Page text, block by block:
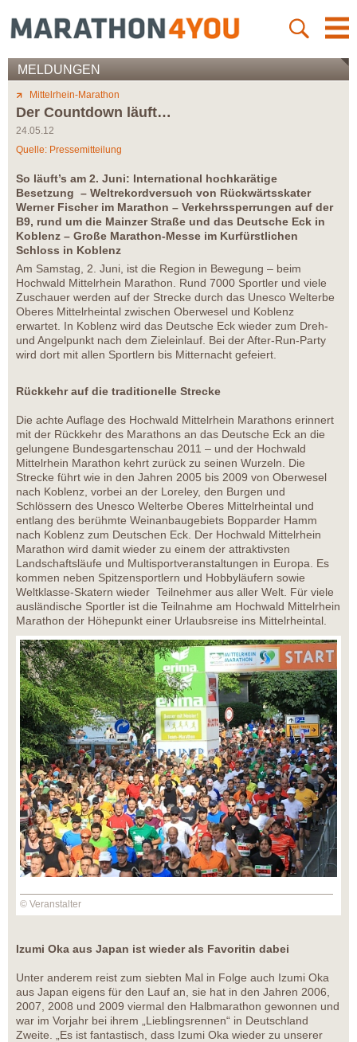
MELDUNGEN
Mittelrhein-Marathon
Der Countdown läuft…
24.05.12
Quelle: Pressemitteilung
So läuft’s am 2. Juni: International hochkarätige
Besetzung – Weltrekordversuch von Rückwärtsskater
Werner Fischer im Marathon – Verkehrssperrungen auf der
B9, rund um die Mainzer Straße und das Deutsche Eck in
Koblenz – Große Marathon-Messe im Kurfürstlichen
Schloss in Koblenz
Am Samstag, 2. Juni, ist die Region in Bewegung – beim
Hochwald Mittelrhein Marathon. Rund 7000 Sportler und viele
Zuschauer werden auf der Strecke durch das Unesco Welterbe
Oberes Mittelrheintal zwischen Oberwesel und Koblenz
erwartet. In Koblenz wird das Deutsche Eck wieder zum Dreh-
und Angelpunkt nach dem Zieleinlauf. Bei der After-Run-Party
wird dort mit allen Sportlern bis Mitternacht gefeiert.
Rückkehr auf die traditionelle Strecke
Die achte Auflage des Hochwald Mittelrhein Marathons erinnert
mit der Rückkehr des Marathons an das Deutsche Eck an die
gelungene Bundesgartenschau 2011 – und der Hochwald
Mittelrhein Marathon kehrt zurück zu seinen Wurzeln. Die
Strecke führt wie in den Jahren 2005 bis 2009 von Oberwesel
nach Koblenz, vorbei an der Loreley, den Burgen und
Schlössern des Unesco Welterbe Oberes Mittelrheintal und
entlang des berühmte Weinanbaugebiets Bopparder Hamm
nach Koblenz zum Deutschen Eck. Der Hochwald Mittelrhein
Marathon wird damit wieder zu einem der attraktivsten
Landschaftsläufe und Multisportveranstaltungen in Europa. Es
kommen neben Spitzensportlern und Hobbyläufern sowie
Weltklasse-Skatern wieder Teilnehmer aus aller Welt. Für viele
ausländische Sportler ist die Teilnahme am Hochwald Mittelrhein
Marathon der Höhepunkt einer Urlaubsreise ins Mittelrheintal.
© Veranstalter
Izumi Oka aus Japan ist wieder als Favoritin dabei
Unter anderem reist zum siebten Mal in Folge auch Izumi Oka
aus Japan eigens für den Lauf an, sie hat in den Jahren 2006,
2007, 2008 und 2009 viermal den Halbmarathon gewonnen und
war im Vorjahr bei ihrem „Lieblingsrennen“ in Deutschland
Zweite. „Es ist fantastisch, dass Izumi Oka wieder zu unserer